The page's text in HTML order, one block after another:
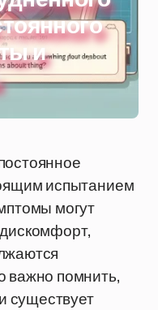
и
испытанием
могут
важно помнить,
существует